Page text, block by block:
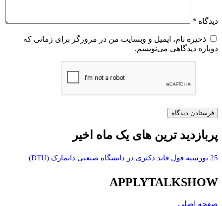
دیدگاه *
ذخیره نام، ایمیل و وبسایت من در مرورگر برای زمانی که
دوباره دیدگاهی می‌نویسم.
پربازدید ترین های یک ماه اخیر
25 بورسیه فول فاند دکتری در دانشگاه صنعتی دانمارک (DTU)
APPLYTALKSHOW
صفحه اصلی